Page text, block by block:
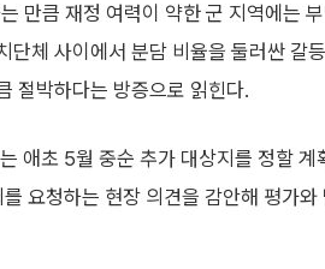
만큼 재정 여력이 약한 군 지역에는
단체 사이에서 분담 비율을 둘러싼 갈
절박하다는 방증으로 읽힌다.
애초 5월 중순 추가 대상지를 정할
요청하는 현장 의견을 감안해 평가